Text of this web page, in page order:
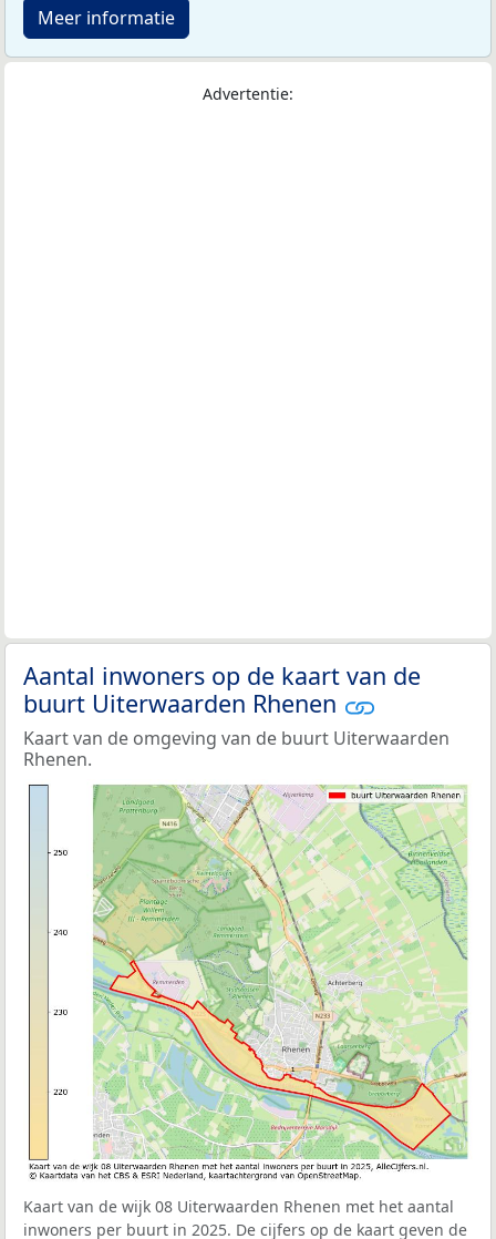
Meer informatie
Advertentie:
Aantal inwoners op de kaart van de
buurt Uiterwaarden Rhenen
Kaart van de omgeving van de buurt Uiterwaarden
Rhenen.
Kaart van de wijk 08 Uiterwaarden Rhenen met het aantal
inwoners per buurt in 2025. De cijfers op de kaart geven de